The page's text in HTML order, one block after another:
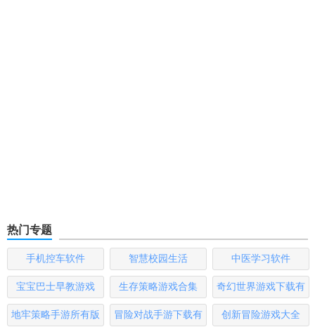
热门专题
手机控车软件 智慧校园生活 中医学习软件
宝宝巴士早教游戏 生存策略游戏合集
奇幻世界游戏下载有
哪些
地牢策略手游所有版
冒险对战手游下载有
创新冒险游戏大全